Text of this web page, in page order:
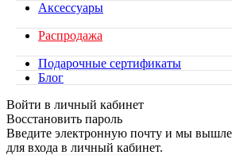
Аксессуары
Распродажа
Подарочные сертификаты
Блог
Войти в личный кабинет
Восстановить пароль
Введите электронную почту и мы
для входа в личный кабинет.